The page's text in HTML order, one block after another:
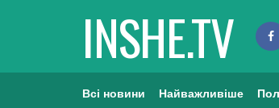
INSHE.TV
Всі новини Найважливіше